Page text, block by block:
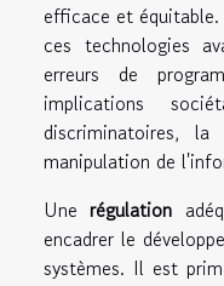
efficace et équitable.
ces technologies
erreurs de
implications
discriminatoires,
manipulation de
Unerégulation
encadrer le
systèmes. Il est